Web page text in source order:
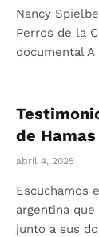
Nancy
Perros de la
documental
de Hamas
abril 4, 2025
Escuchamos
argentina
junto a sus